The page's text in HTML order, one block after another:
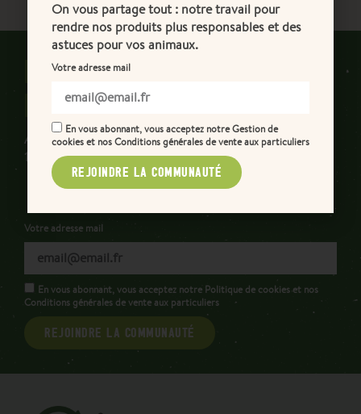
REJOIGNEZ LA COMMUNAUTÉ
DES INVERSEURS !
Abonnez-vous à notre newsletter et bénéficiez de
10% de remise sur votre prochaine commande !
Votre adresse mail
En vous abonnant, vous acceptez notre Politique de cookies et nos
Conditions générales de vente aux particuliers
REJOINDRE LA COMMUNAUTÉ
On vous partage tout : notre travail pour
rendre nos produits plus responsables et des
astuces pour vos animaux.
Votre adresse mail
En vous abonnant, vous acceptez notre Gestion de
cookies et nos Conditions générales de vente aux particuliers
REJOINDRE LA COMMUNAUTÉ